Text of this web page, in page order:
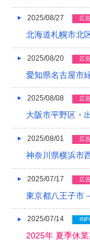
2017/11
2017/10
2017/09
2017/08
2017/07
2017/06
2017/04
2017/03
2025/08/27 広
北海道札幌市北
2025/08/20 広
愛知県名古屋市
2025/08/08 広
大阪市平野区・
2025/08/01 広
神奈川県横浜市
2025/07/17 広
東京都八王子市
2025/07/14
2025年 夏季休